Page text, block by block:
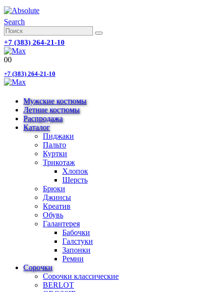
Search
+7 (383) 264-21-10
00
+7 (383) 264-21-10
Мужские костюмы
Летние костюмы
Распродажа
Каталог
Пиджаки
Пальто
Куртки
Трикотаж
Хлопок
Шерсть
Брюки
Джинсы
Креатив
Обувь
Галантерея
Бабочки
Галстуки
Запонки
Ремни
Сорочки
Сорочки классические
BERLOT